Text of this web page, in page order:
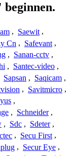
, Saewit ,
Cn , Safevant ,
, Sanan-cctv ,
, Santec-video ,
Sapsan , Saqicam ,
, Savitmicro ,
,
, Schneider ,
, Sdc , Sdeter ,
, Secu First ,
, Secur Eye ,